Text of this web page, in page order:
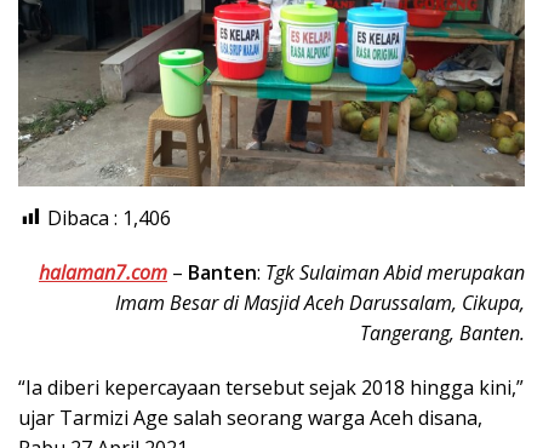
Dibaca : 1,406
halaman7.com – Banten: Tgk Sulaiman Abid merupakan
Imam Besar di Masjid Aceh Darussalam, Cikupa,
Tangerang, Banten.
“Ia diberi kepercayaan tersebut sejak 2018 hingga kini,”
ujar Tarmizi Age salah seorang warga Aceh disana,